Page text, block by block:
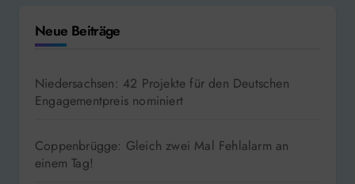
Neue Beiträge
Niedersachsen: 42 Projekte für den Deutschen
Engagementpreis nominiert
Coppenbrügge: Gleich zwei Mal Fehlalarm an
einem Tag!